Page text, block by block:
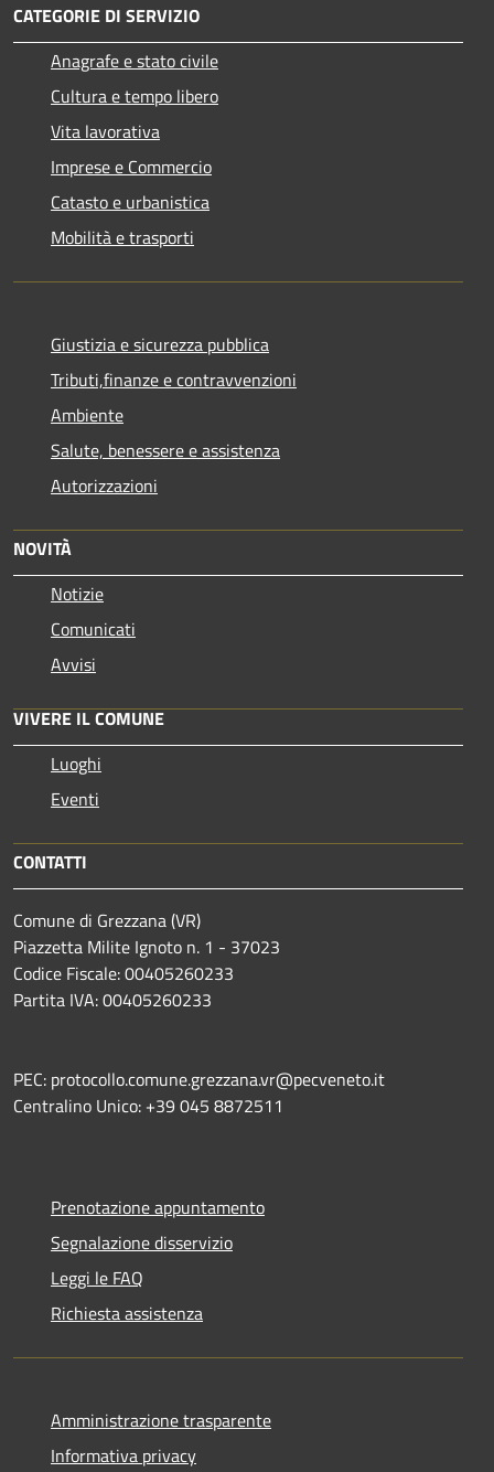
CATEGORIE DI SERVIZIO
Anagrafe e stato civile
Cultura e tempo libero
Vita lavorativa
Imprese e Commercio
Catasto e urbanistica
Mobilità e trasporti
Giustizia e sicurezza pubblica
Tributi,finanze e contravvenzioni
Ambiente
Salute, benessere e assistenza
Autorizzazioni
NOVITÀ
Notizie
Comunicati
Avvisi
VIVERE IL COMUNE
Luoghi
Eventi
CONTATTI
Comune di Grezzana (VR)
Piazzetta Milite Ignoto n. 1 - 37023
Codice Fiscale: 00405260233
Partita IVA: 00405260233
PEC: protocollo.comune.grezzana.vr@pecveneto.it
Centralino Unico: +39 045 8872511
Prenotazione appuntamento
Segnalazione disservizio
Leggi le FAQ
Richiesta assistenza
Amministrazione trasparente
Informativa privacy